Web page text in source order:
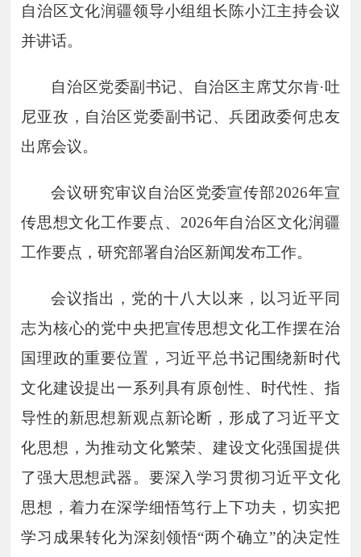
自治区文化润疆领导小组组长陈小江主持会议
并讲话。
自治区党委副书记、自治区主席艾尔肯·吐
尼亚孜，自治区党委副书记、兵团政委何忠友
出席会议。
会议研究审议自治区党委宣传部2026年宣
传思想文化工作要点、 2026年自治区文化润疆
工作要点，研究部署自治区新闻发布工作。
会议指出，党的十八大以来，以习近平同
志为核心的党中央把宣传思想文化工作摆在治
国理政的重要位置，习近平总书记围绕新时代
文化建设提出一系列具有原创性、时代性、指
导性的新思想新观点新论断，形成了习近平文
化思想，为推动文化繁荣、建设文化强国提供
了强大思想武器。要深入学习贯彻习近平文化
思想，着力在深学细悟笃行上下功夫，切实把
学习成果转化为深刻领悟“两个确立”的决定性